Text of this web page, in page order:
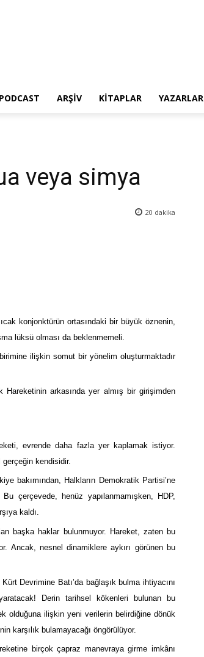
PODCAST ARŞIV KITAPLAR YAZARLAR
veya simya
20 dakika
konjonktürün ortasındaki bir büyük öznenin,
lüksü olması da beklenmemeli.
ilişkin somut bir yönelim oluşturmaktadır
Hareketinin arkasında yer almış bir girişimden
evrende daha fazla yer kaplamak istiyor.
kendisidir.
bakımından, Halkların Demokratik Partisi’ne
çerçevede, henüz yapılanmamışken, HDP,
kaldı.
başka haklar bulunmuyor. Hareket, zaten bu
Ancak, nesnel dinamiklere aykırı görünen bu
Devrimine Batı’da bağlaşık bulma ihtiyacını
Derin tarihsel kökenleri bulunan bu
olduğuna ilişkin yeni verilerin belirdiğine dönük
karşılık bulamayacağı öngörülüyor.
birçok çapraz manevraya girme imkânı